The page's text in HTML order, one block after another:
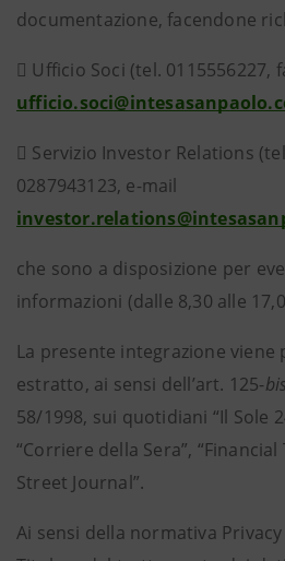
documentazione, facendone
 Ufficio Soci (tel. 0115556227,
 Servizio Investor Relations
0287943123, e-mail
che sono a disposizione per
informazioni (dalle 8,30 alle
La presente integrazione viene
estratto, ai sensi dell’art. 125-bis
58/1998, sui quotidiani “Il Sole
“Corriere della Sera”, “Financial
Street Journal”.
Ai sensi della normativa Privacy